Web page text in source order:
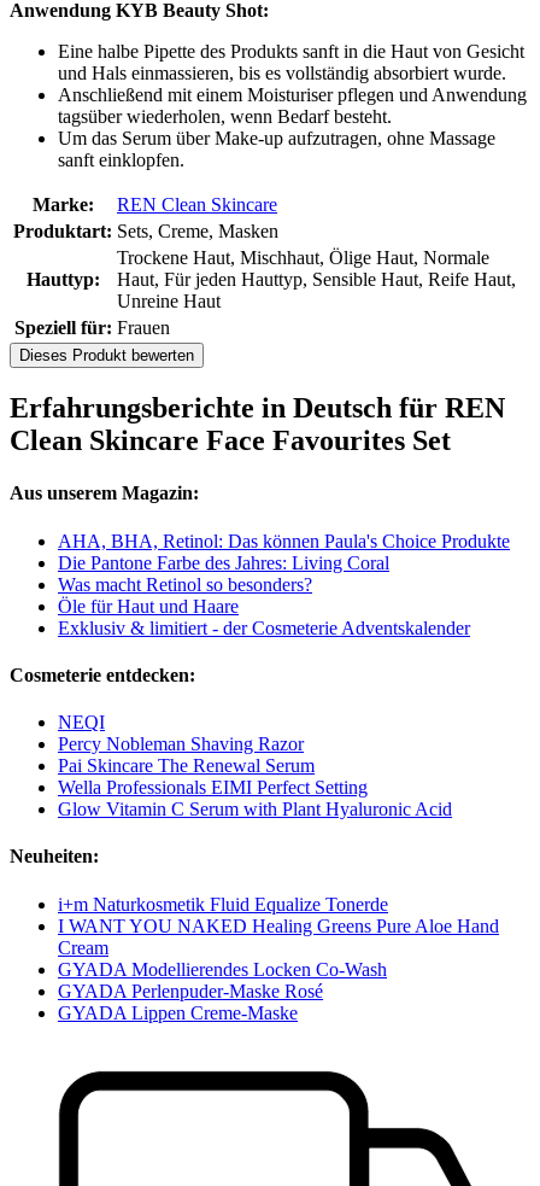
Anwendung KYB Beauty Shot:
Eine halbe Pipette des Produkts sanft in die Haut von Gesicht
und Hals einmassieren, bis es vollständig absorbiert wurde.
Anschließend mit einem Moisturiser pflegen und Anwendung
tagsüber wiederholen, wenn Bedarf besteht.
Um das Serum über Make-up aufzutragen, ohne Massage
sanft einklopfen.
Marke:
REN Clean Skincare
Produktart: Sets, Creme, Masken
Hauttyp:
Trockene Haut, Mischhaut, Ölige Haut, Normale
Haut, Für jeden Hauttyp, Sensible Haut, Reife Haut,
Unreine Haut
Speziell für: Frauen
Dieses Produkt bewerten
Erfahrungsberichte in Deutsch für REN
Clean Skincare Face Favourites Set
Aus unserem Magazin:
AHA, BHA, Retinol: Das können Paula's Choice Produkte
Die Pantone Farbe des Jahres: Living Coral
Was macht Retinol so besonders?
Öle für Haut und Haare
Exklusiv & limitiert - der Cosmeterie Adventskalender
Cosmeterie entdecken:
NEQI
Percy Nobleman Shaving Razor
Pai Skincare The Renewal Serum
Wella Professionals EIMI Perfect Setting
Glow Vitamin C Serum with Plant Hyaluronic Acid
Neuheiten:
i+m Naturkosmetik Fluid Equalize Tonerde
I WANT YOU NAKED Healing Greens Pure Aloe Hand
Cream
GYADA Modellierendes Locken Co-Wash
GYADA Perlenpuder-Maske Rosé
GYADA Lippen Creme-Maske